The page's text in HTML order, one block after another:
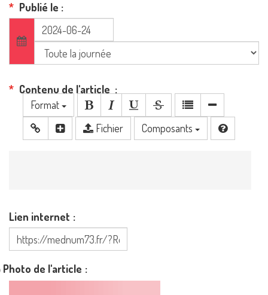
Publié le
Contenu de l'article
Format
Fichier
Composants
Lien internet
Photo de l'article